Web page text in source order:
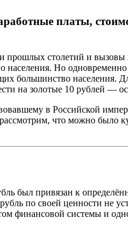
платы,
прошлых столетий и
населения. Но
большинство населения.
на золотые 10 рублей —
в Российской
что можно было
был привязан к
по своей ценности не
финансовой системы и